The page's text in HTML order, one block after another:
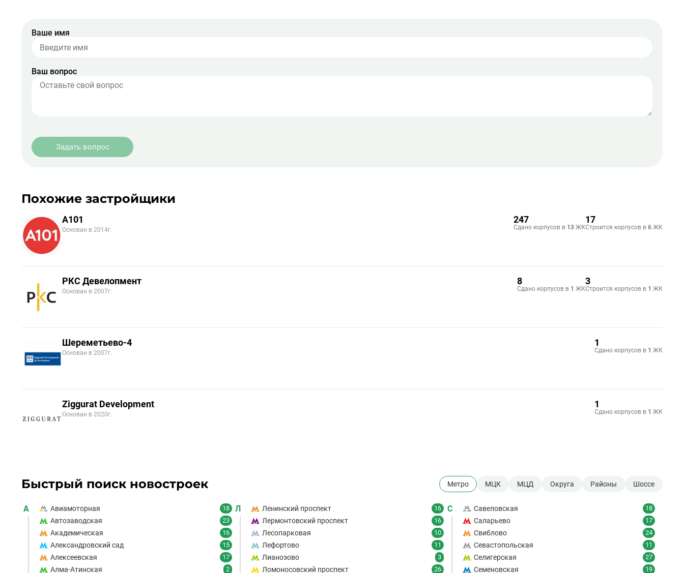
Ваше имя
Ваш вопрос
Задать вопрос
Похожие застройщики
А101
Основан в 2014г.
247
Сдано корпусов в 13 ЖК
17
Строится корпусов в 6 ЖК
РКС Девелопмент
Основан в 2007г.
8
Сдано корпусов в 1 ЖК
3
Строится корпусов в 1 ЖК
Шереметьево-4
Основан в 2007г.
1
Сдано корпусов в 1 ЖК
Ziggurat Development
Основан в 2020г.
1
Сдано корпусов в 1 ЖК
Быстрый поиск новостроек Метро МЦК МЦД Округа Районы Шоссе
А Авиамоторная 18
Автозаводская 23
Академическая 16
Александровский сад 15
Алексеевская 17
Алма-Атинская 2
Л Ленинский проспект 16
Лермонтовский проспект 16
Лесопарковая 10
Лефортово 11
Лианозово 3
Ломоносовский проспект 26
С Савеловская 18
Саларьево 17
Свиблово 24
Севастопольская 11
Селигерская 27
Семеновская 19